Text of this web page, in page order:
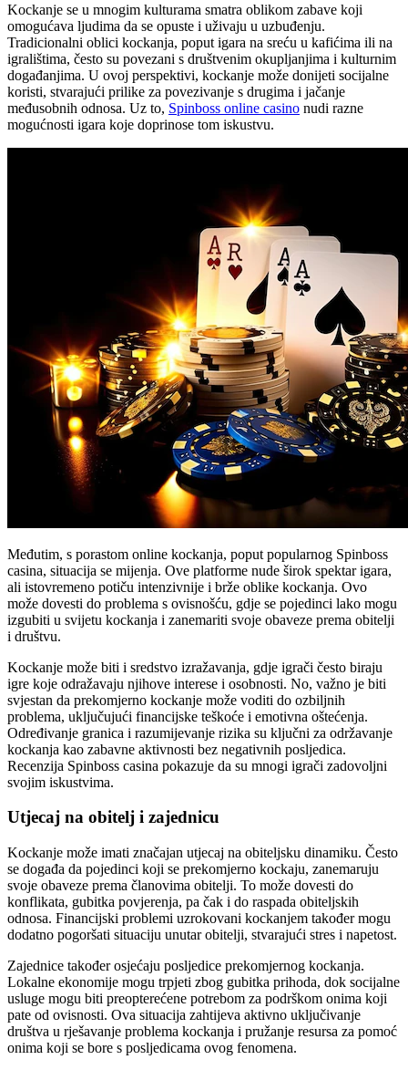
Kockanje se u mnogim kulturama smatra oblikom zabave koji
omogućava ljudima da se opuste i uživaju u uzbuđenju.
Tradicionalni oblici kockanja, poput igara na sreću u kafićima ili na
igralištima, često su povezani s društvenim okupljanjima i kulturnim
događanjima. U ovoj perspektivi, kockanje može donijeti socijalne
koristi, stvarajući prilike za povezivanje s drugima i jačanje
međusobnih odnosa. Uz to, Spinboss online casino nudi razne
mogućnosti igara koje doprinose tom iskustvu.
Međutim, s porastom online kockanja, poput popularnog Spinboss
casina, situacija se mijenja. Ove platforme nude širok spektar igara,
ali istovremeno potiču intenzivnije i brže oblike kockanja. Ovo
može dovesti do problema s ovisnošću, gdje se pojedinci lako mogu
izgubiti u svijetu kockanja i zanemariti svoje obaveze prema obitelji
i društvu.
Kockanje može biti i sredstvo izražavanja, gdje igrači često biraju
igre koje odražavaju njihove interese i osobnosti. No, važno je biti
svjestan da prekomjerno kockanje može voditi do ozbiljnih
problema, uključujući financijske teškoće i emotivna oštećenja.
Određivanje granica i razumijevanje rizika su ključni za održavanje
kockanja kao zabavne aktivnosti bez negativnih posljedica.
Recenzija Spinboss casina pokazuje da su mnogi igrači zadovoljni
svojim iskustvima.
Utjecaj na obitelj i zajednicu
Kockanje može imati značajan utjecaj na obiteljsku dinamiku. Često
se događa da pojedinci koji se prekomjerno kockaju, zanemaruju
svoje obaveze prema članovima obitelji. To može dovesti do
konflikata, gubitka povjerenja, pa čak i do raspada obiteljskih
odnosa. Financijski problemi uzrokovani kockanjem također mogu
dodatno pogoršati situaciju unutar obitelji, stvarajući stres i napetost.
Zajednice također osjećaju posljedice prekomjernog kockanja.
Lokalne ekonomije mogu trpjeti zbog gubitka prihoda, dok socijalne
usluge mogu biti preopterećene potrebom za podrškom onima koji
pate od ovisnosti. Ova situacija zahtijeva aktivno uključivanje
društva u rješavanje problema kockanja i pružanje resursa za pomoć
onima koji se bore s posljedicama ovog fenomena.